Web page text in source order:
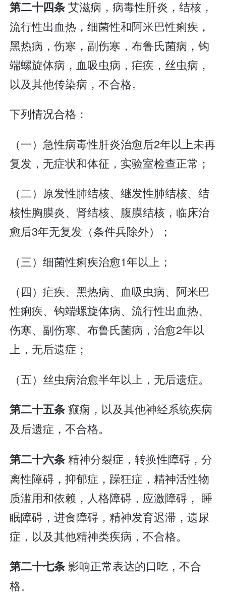
第二十四条艾滋病，病毒性肝炎，结核，
流行性出血热，细菌性和阿米巴性痢疾，
黑热病，伤寒，副伤寒，布鲁氏菌病，钩
端螺旋体病，血吸虫病，疟疾，丝虫病，
以及其他传染病，不合格。
下列情况合格：
（一）急性病毒性肝炎治愈后2年以上未再
复发，无症状和体征，实验室检查正常；
（二）原发性肺结核、继发性肺结核、结
核性胸膜炎、肾结核、腹膜结核，临床治
愈后3年无复发（条件兵除外）；
（三）细菌性痢疾治愈1年以上；
（四）疟疾、黑热病、血吸虫病、阿米巴
性痢疾、钩端螺旋体病、流行性出血热、
伤寒、副伤寒、布鲁氏菌病，治愈2年以
上，无后遗症；
（五）丝虫病治愈半年以上，无后遗症。
第二十五条癫痫，以及其他神经系统疾病
及后遗症，不合格。
第二十六条精神分裂症，转换性障碍，分
离性障碍，抑郁症，躁狂症，精神活性物
质滥用和依赖，人格障碍，应激障碍， 睡
眠障碍，进食障碍，精神发育迟滞，遗尿
症，以及其他精神类疾病，不合格。
第二十七条影响正常表达的口吃，不合
格。